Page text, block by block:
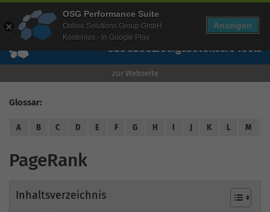
Wissen Free Checks Über uns Free Account
SEOGEOSEAAngebotUnsere Tools
zur Webseite
Glossar:
A B C D E F G H K L M
PageRank
Inhaltsverzeichnis
OSG Performance Suite
Online Solutions Group GmbH
Kostenlos - In Google Play
Anzeigen